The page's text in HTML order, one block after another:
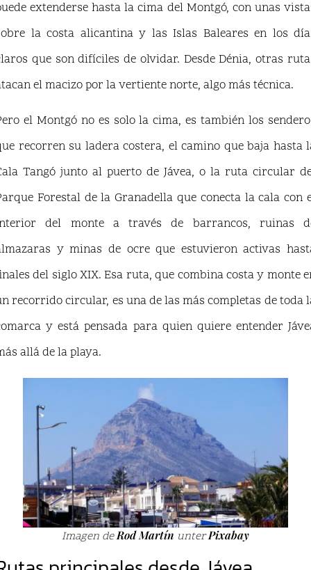
extenderse hasta la cima del Montgó, con unas
la costa alicantina y las Islas Baleares en los
que son difíciles de olvidar. Desde Dénia, otras
el macizo por la vertiente norte, algo más técnica.
el Montgó no es solo la cima, es también los
recorren su ladera costera, el camino que baja hasta
Tangó junto al puerto de Jávea, o la ruta circular
Forestal de la Granadella que conecta la cala con
del monte a través de barrancos, ruinas
y minas de ocre que estuvieron activas
del siglo XIX. Esa ruta, que combina costa y monte
recorrido circular, es una de las más completas de toda
y está pensada para quien quiere entender
allá de la playa.
Imagen deRod Martín unterPixabay